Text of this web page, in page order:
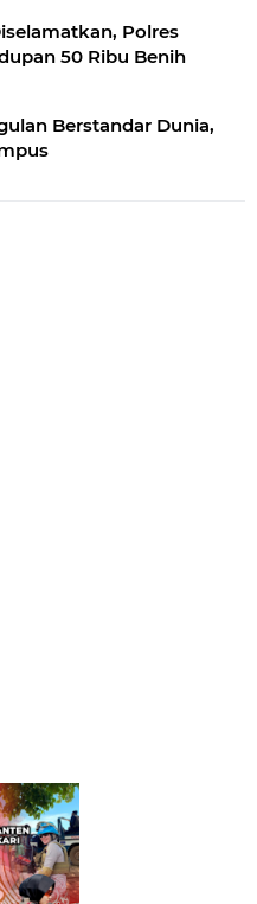
Polres
50 Ribu Benih
Berstandar Dunia,